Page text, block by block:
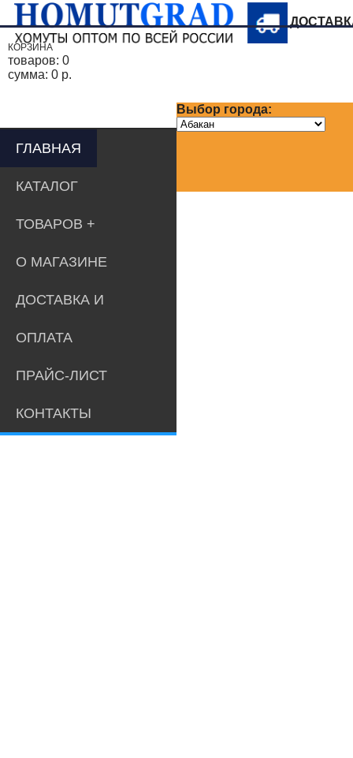
Выбор города:
КОРЗИНА
товаров: 0
сумма: 0 р.
ГЛАВНАЯ
КАТАЛОГ
ТОВАРОВ
О МАГАЗИНЕ
ДОСТАВКА И
ОПЛАТА
ПРАЙС-ЛИСТ
КОНТАКТЫ